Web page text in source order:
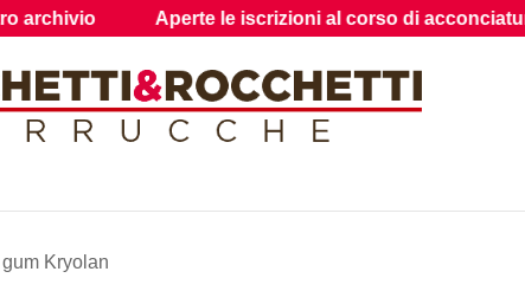
Kryolan
Aperte le iscrizioni al corso di acconciatura